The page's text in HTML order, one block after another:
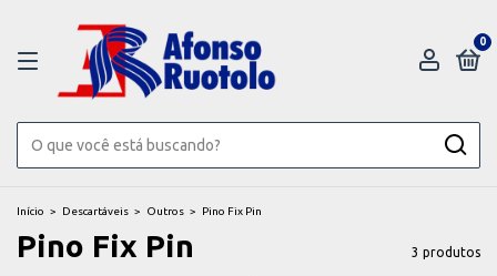
0
Início > Descartáveis > Outros > Pino Fix Pin
Pino Fix Pin 3 produtos